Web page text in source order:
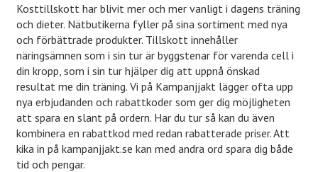
Kosttillskott har blivit mer och mer vanligt i dagens träning
och dieter. Nätbutikerna fyller på sina sortiment med nya
och förbättrade produkter. Tillskott innehåller
näringsämnen som i sin tur är byggstenar för varenda cell i
din kropp, som i sin tur hjälper dig att uppnå önskad
resultat me din träning. Vi på Kampanjjakt lägger ofta upp
nya erbjudanden och rabattkoder som ger dig möjligheten
att spara en slant på ordern. Har du tur så kan du även
kombinera en rabattkod med redan rabatterade priser. Att
kika in på kampanjjakt.se kan med andra ord spara dig både
tid och pengar.